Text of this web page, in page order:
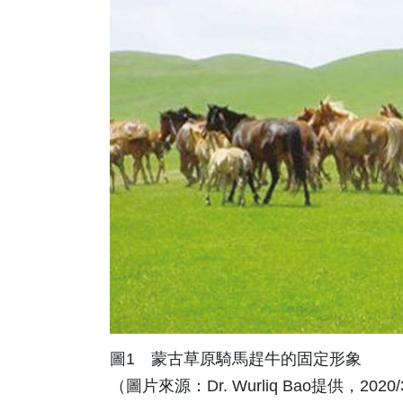
圖1 蒙古草原騎馬趕牛的固定形象
（圖片來源：Dr. Wurliq Bao提供，